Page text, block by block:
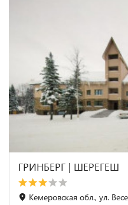
ГРИНБЕРГ | ШЕРЕГЕШ
Кемеровская обл., ул.